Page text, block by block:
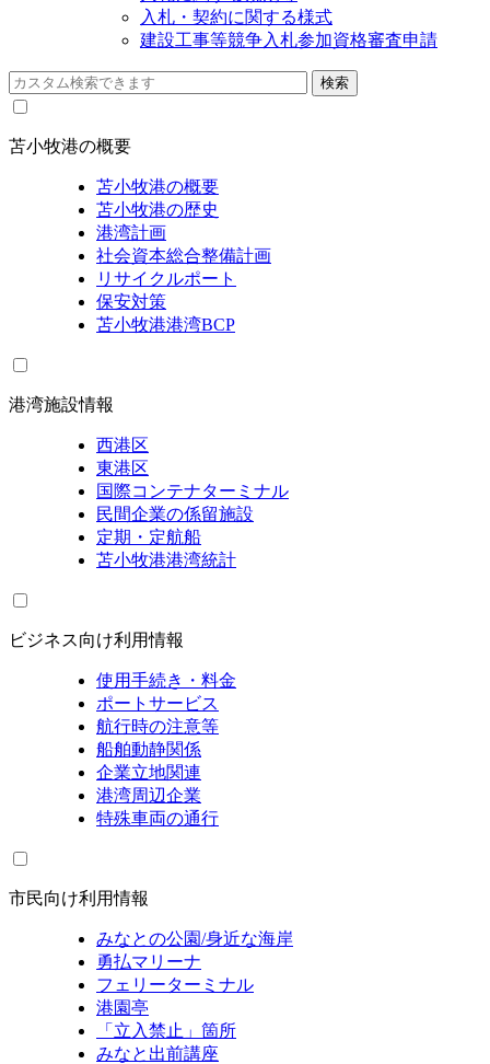
入札・契約に関する様式
建設工事等競争入札参加資格審査申請
苫小牧港の概要
苫小牧港の概要
苫小牧港の歴史
港湾計画
社会資本総合整備計画
リサイクルポート
保安対策
苫小牧港港湾BCP
港湾施設情報
西港区
東港区
国際コンテナターミナル
民間企業の係留施設
定期・定航船
苫小牧港港湾統計
ビジネス向け利用情報
使用手続き・料金
ポートサービス
航行時の注意等
船舶動静関係
企業立地関連
港湾周辺企業
特殊車両の通行
市民向け利用情報
みなとの公園/身近な海岸
勇払マリーナ
フェリーターミナル
港園亭
「立入禁止」箇所
みなと出前講座